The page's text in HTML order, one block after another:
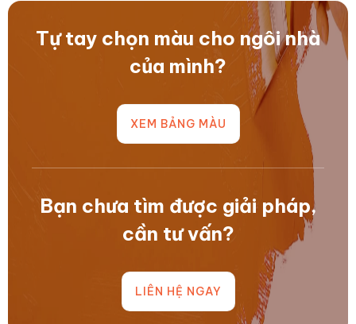
TRƯỜNG
hạnh
triển
chương
trình..
TIẾT
hàng
đầu
trong
kiến
trúc
Tự tay chọn màu cho ngôi nhà
của mình?
XEM BẢNG MÀU
Bạn chưa tìm được giải pháp,
cần tư vấn?
LIÊN HỆ NGAY